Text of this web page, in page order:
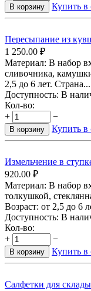
В корзину Купить в
Пересыпание из
1 250.00 ₽
Материал: В набор
сливочника,
2,5 до 6 лет. Страна...
Доступность: В
Кол-во:
+
−
В корзину Купить в
Измельчение в
920.00 ₽
Материал: В набор
толкушкой,
Возраст: от 2,5 до 6
Доступность: В
Кол-во:
+
−
В корзину Купить в
Салфетки для